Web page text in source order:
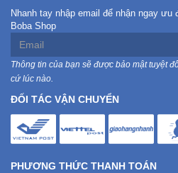
Nhanh tay nhập email để nhận ngay
Boba Shop
Thông tin của bạn sẽ được bảo mật tuyệt
cứ lúc nào.
ĐỐI TÁC VẬN CHUYỂN
PHƯƠNG THỨC THANH TOÁN